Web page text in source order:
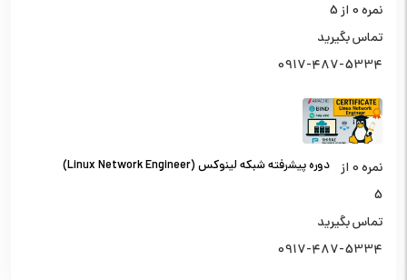
نمره0 از 5
تماس بگیرید
0917-487-5334
دوره پیشرفته شبکه لینوکس (Linux Network Engineer) نمره0 از
5
تماس بگیرید
0917-487-5334